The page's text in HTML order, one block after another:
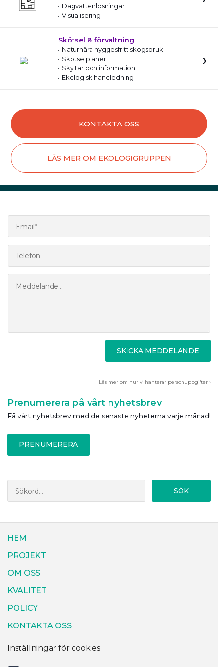
Dagvattenlösningar
Visualisering
Skötsel & förvaltning
Naturnära hyggesfritt skogsbruk
Skötselplaner
Skyltar och information
Ekologisk handledning
KONTAKTA OSS
LÄS MER OM EKOLOGIGRUPPEN
SKICKA MEDDELANDE
Läs mer om hur vi hanterar personuppgifter ›
Prenumerera på vårt nyhetsbrev
Få vårt nyhetsbrev med de senaste nyheterna varje månad!
PRENUMERERA
SÖK
HEM
PROJEKT
OM OSS
KVALITET
POLICY
KONTAKTA OSS
Inställningar för cookies